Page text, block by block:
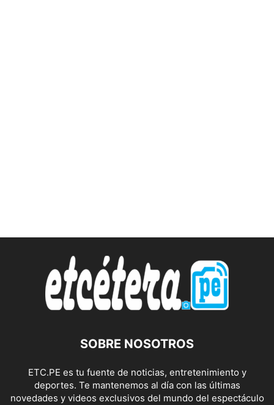
SOBRE NOSOTROS
ETC.PE es tu fuente de noticias, entretenimiento y
deportes. Te mantenemos al día con las últimas
novedades y videos exclusivos del mundo del espectáculo